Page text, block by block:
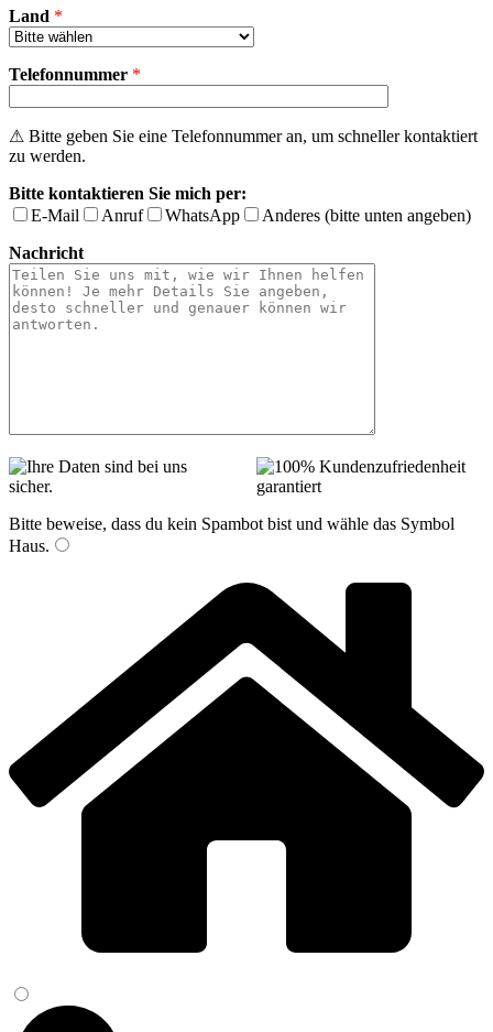
Land *
Telefonnummer *
⚠ Bitte geben Sie eine Telefonnummer an, um schneller kontaktiert
zu werden.
Bitte kontaktieren Sie mich per:
E-Mail
Anruf WhatsApp
Anderes (bitte unten angeben)
Nachricht
Bitte beweise, dass du kein Spambot bist und wähle das Symbol
Haus.